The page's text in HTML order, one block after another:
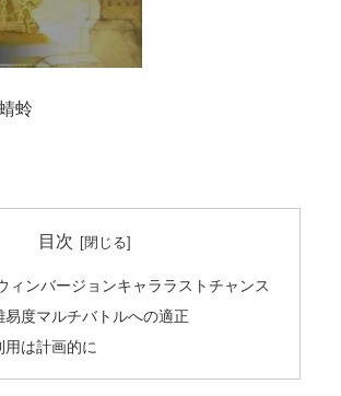
蛉
目次
ィンバージョンキャララストチャンス
易度マルチバトルへの適正
用は計画的に